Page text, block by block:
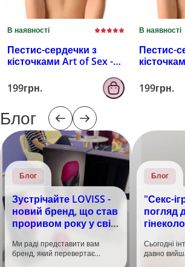
В наявності
Пестис-сердечки з
кісточками Art of Sex -
червоний
199грн.
В наявності
Пестис-
серебро
199грн.
Блог
Блог
Зустрічайте LOVISS -
новий бренд, що став
проривом року у світі
Ми раді представити вам
бренд, який перевертає
Блог
"Секс-
погляд
Сьогодні
давно